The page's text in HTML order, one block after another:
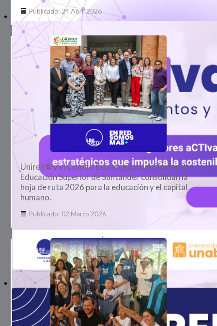
Publicado: 24 Abril 2026
Unired® y el Comité Estratégico del Clúster de
Educación Superior de Santander consolidan la
hoja de ruta 2026 para la educación y el capital
humano.
Publicado: 02 Marzo 2026